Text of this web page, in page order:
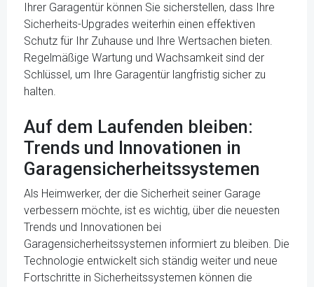
Ihrer Garagentür können Sie sicherstellen, dass Ihre
Sicherheits-Upgrades weiterhin einen effektiven
Schutz für Ihr Zuhause und Ihre Wertsachen bieten.
Regelmäßige Wartung und Wachsamkeit sind der
Schlüssel, um Ihre Garagentür langfristig sicher zu
halten.
Auf dem Laufenden bleiben:
Trends und Innovationen in
Garagensicherheitssystemen
Als Heimwerker, der die Sicherheit seiner Garage
verbessern möchte, ist es wichtig, über die neuesten
Trends und Innovationen bei
Garagensicherheitssystemen informiert zu bleiben. Die
Technologie entwickelt sich ständig weiter und neue
Fortschritte in Sicherheitssystemen können die